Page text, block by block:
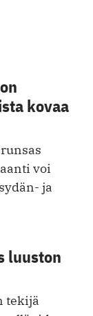
kovaa
voi
ja
luuston
tekijä